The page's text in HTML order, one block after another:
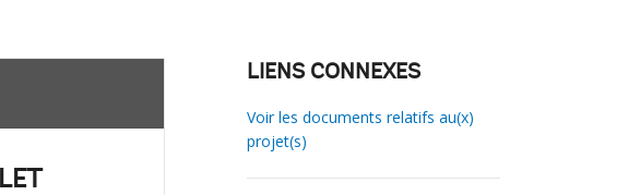
LIENS CONNEXES
Voir les documents relatifs au(x)
projet(s)